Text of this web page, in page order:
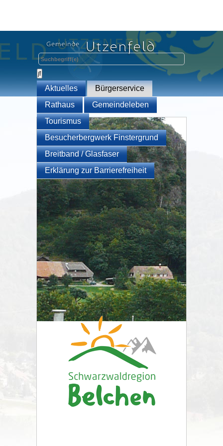
Aktuelles
Bürgerservice
Rathaus
Gemeindeleben
Tourismus
Besucherbergwerk Finstergrund
Breitband / Glasfaser
Erklärung zur Barrierefreiheit